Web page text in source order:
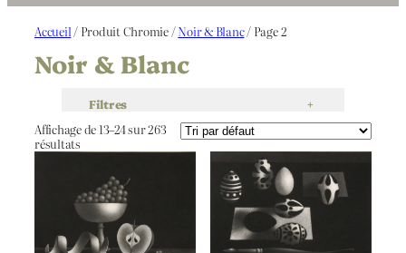
Accueil / Produit Chromie /Noir & Blanc/ Page 2
Noir & Blanc
Filtres +
Affichage de 13–24 sur 263
résultats